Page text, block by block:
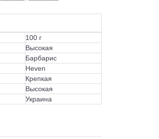
100 г
Высокая
Барбарис
Heven
Крепкая
Высокая
Украина